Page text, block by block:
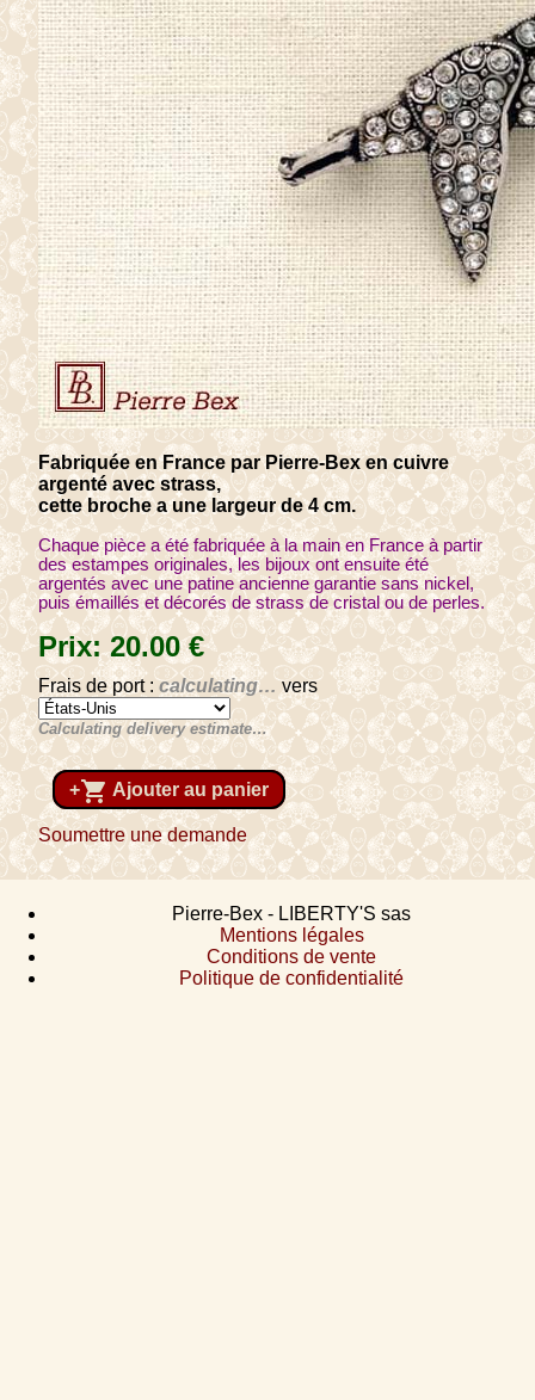
Fabriquée en France par Pierre-Bex en cuivre
argenté avec strass,
cette broche a une largeur de 4 cm.
Chaque pièce a été fabriquée à la main en France à partir
des estampes originales, les bijoux ont ensuite été
argentés avec une patine ancienne garantie sans nickel,
puis émaillés et décorés de strass de cristal ou de perles.
Prix:20.00€
Frais de port :calculating…vers
Calculating delivery estimate…
+shopping_cart Ajouter au panier
Soumettre une demande
Pierre-Bex - LIBERTY'S sas
Mentions légales
Conditions de vente
Politique de confidentialité